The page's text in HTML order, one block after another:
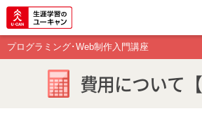
プログラミング･Web制作入門講座
費用について【